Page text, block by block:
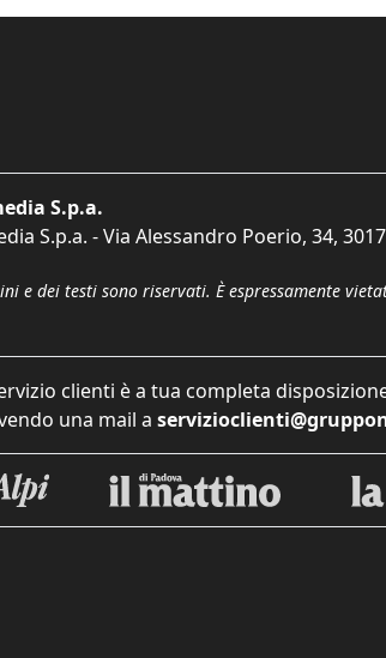
S.p.a.
S.p.a. - Via Alessandro Poerio, 34,
e dei testi sono riservati. È espressamente
clienti è a tua completa
una mail a